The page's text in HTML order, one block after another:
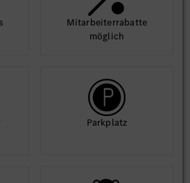
Mit­arbeiter­rabatte
möglich
Park­platz